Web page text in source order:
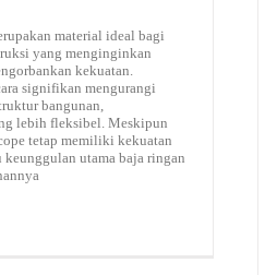
material ideal bagi
yang menginginkan
kekuatan.
signifikan mengurangi
bangunan,
lebih fleksibel. Meskipun
tetap memiliki kekuatan
keunggulan utama baja ringan